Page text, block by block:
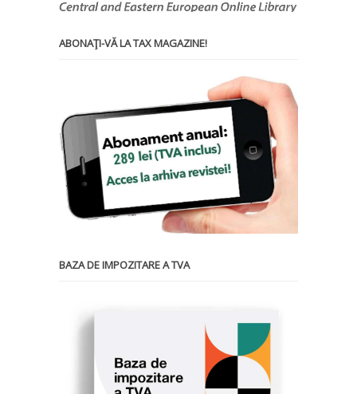
ABONAŢI-VĂ LA TAX MAGAZINE!
BAZA DE IMPOZITARE A TVA